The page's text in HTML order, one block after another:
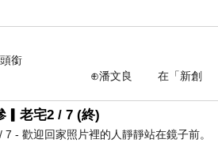
越多就越高）
成本）
銜
在「新創
▎老宅2 / 7 (終)
7 - 歡迎回家照片裡的人靜靜站在鏡子前。